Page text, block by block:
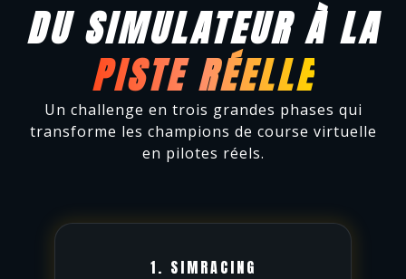
DU SIMULATEUR À LA
PISTE RÉELLE
Un challenge en trois grandes phases qui
transforme les champions de course virtuelle
en pilotes réels.
1. SIMRACING